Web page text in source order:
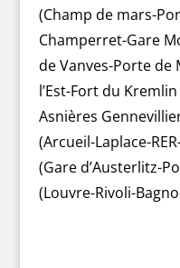
(Champ de mars-
Champerret-Gare
de Vanves-Porte de
l’Est-Fort du
Asnières
(Arcueil-Laplace-
(Gare d’Austerlitz-
(Louvre-Rivoli-